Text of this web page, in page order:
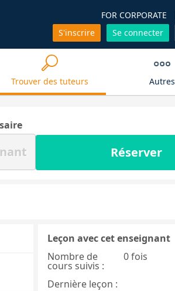
FOR CORPORATE
S'inscrire
Se connecter
Trouver des tuteurs Autres
Réserver
Leçon avec cet enseignant
Nombre de
cours suivis :
0 fois
Dernière leçon :